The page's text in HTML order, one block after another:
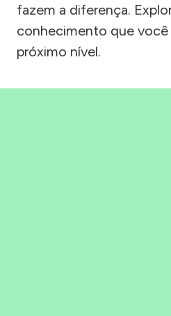
fazem a diferença.
conhecimento que você
próximo nível.